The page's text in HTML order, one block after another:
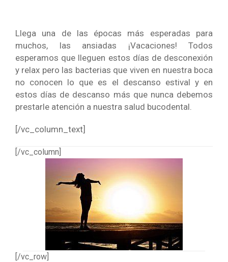
Llega una de las épocas más esperadas para
muchos, las ansiadas ¡Vacaciones! Todos
esperamos que lleguen estos días de desconexión
y relax pero las bacterias que viven en nuestra boca
no conocen lo que es el descanso estival y en
estos días de descanso más que nunca debemos
prestarle atención a nuestra salud bucodental.
[/vc_column_text]
[/vc_column]
[/vc_row]